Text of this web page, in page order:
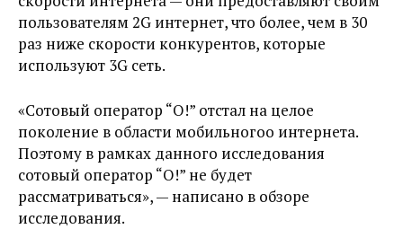
пользователям 2G интернет, что более, чем в 30
раз ниже скорости конкурентов, которые
используют 3G сеть.
«Сотовый оператор “О!” отстал на целое
поколение в области мобильногоо интернета.
Поэтому в рамках данного исследования
сотовый оператор “О!” не будет
рассматриваться», — написано в обзоре
исследования.